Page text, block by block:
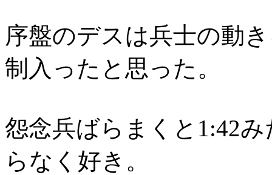
序盤のデスは兵士の動
制入ったと思った。
怨念兵ばらまくと1:42
らなく好き。